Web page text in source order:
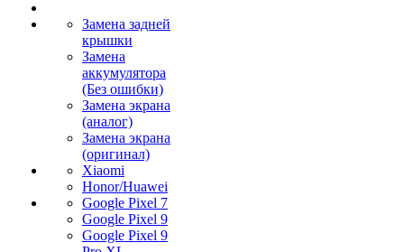
Замена задней
крышки
Замена
аккумулятора
(Без ошибки)
Замена экрана
(аналог)
Замена экрана
(оригинал)
Xiaomi
Honor/Huawei
Google Pixel 7
Google Pixel 9
Google Pixel 9